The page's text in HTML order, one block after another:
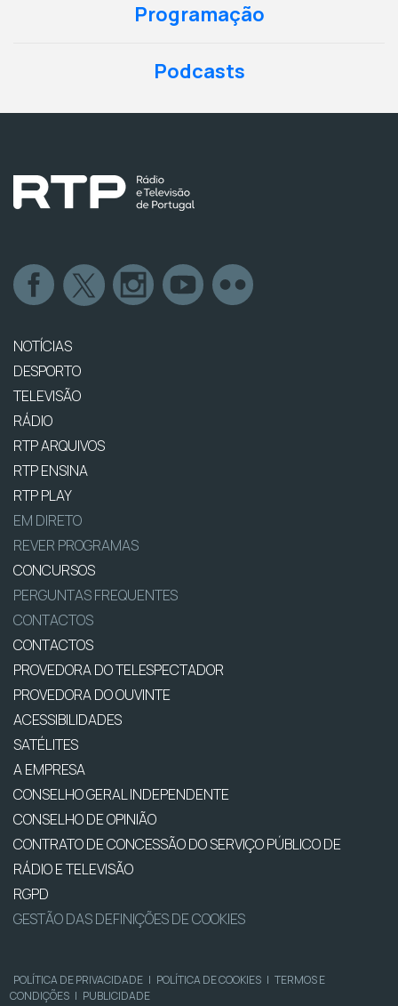
Programação
Podcasts
NOTÍCIAS
DESPORTO
TELEVISÃO
RÁDIO
RTP ARQUIVOS
RTP ENSINA
RTP PLAY
EM DIRETO
REVER PROGRAMAS
CONCURSOS
PERGUNTAS FREQUENTES
CONTACTOS
CONTACTOS
PROVEDORA DO TELESPECTADOR
PROVEDORA DO OUVINTE
ACESSIBILIDADES
SATÉLITES
A EMPRESA
CONSELHO GERAL INDEPENDENTE
CONSELHO DE OPINIÃO
CONTRATO DE CONCESSÃO DO SERVIÇO PÚBLICO DE
RÁDIO E TELEVISÃO
RGPD
GESTÃO DAS DEFINIÇÕES DE COOKIES
POLÍTICA DE PRIVACIDADE | POLÍTICA DE COOKIES | TERMOS E
CONDIÇÕES | PUBLICIDADE